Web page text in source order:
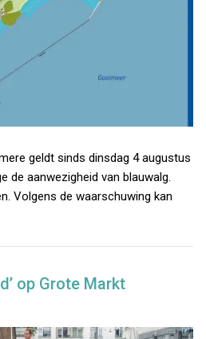
geldt sinds dinsdag 4 augustus
de aanwezigheid van blauwalg.
Volgens de waarschuwing kan
op Grote Markt